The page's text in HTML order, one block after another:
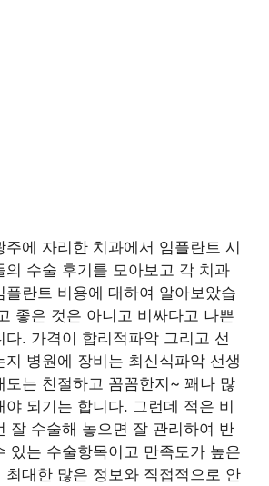
주에 자리한 치과에서 임플란트 시
의 수술 후기를 모아보고 각 치과
플란트 비용에 대하여 알아보았습
좋은 것은 아니고 비싸다고 나쁜
다. 가격이 합리적파악 그리고 선
지 병원에 장비는 최신식파악 선생
도는 친절하고 꼼꼼한지~ 꽤나 많
야 되기는 합니다. 그런데 적은 비
잘 수술해 놓으면 잘 관리하여 반
있는 수술항목이고 만족도가 높은
최대한 많은 정보와 직접적으로 안